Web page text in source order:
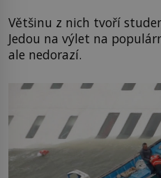
Většinu z nich tvoří
Jedou na výlet na
ale nedorazí.